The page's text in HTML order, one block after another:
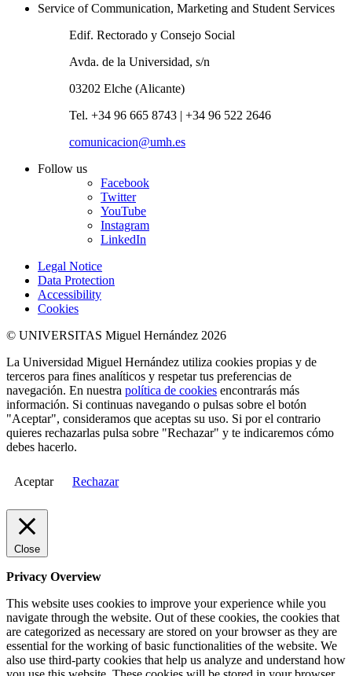
Service of Communication, Marketing and Student Services
Edif. Rectorado y Consejo Social
Avda. de la Universidad, s/n
03202 Elche (Alicante)
Tel. +34 96 665 8743 | +34 96 522 2646
comunicacion@umh.es
Follow us
Facebook
Twitter
YouTube
Instagram
LinkedIn
Legal Notice
Data Protection
Accessibility
Cookies
© UNIVERSITAS Miguel Hernández 2026
La Universidad Miguel Hernández utiliza cookies propias y de
terceros para fines analíticos y respetar tus preferencias de
navegación. En nuestra política de cookies encontrarás más
información. Si continuas navegando o pulsas sobre el botón
"Aceptar", consideramos que aceptas su uso. Si por el contrario
quieres rechazarlas pulsa sobre "Rechazar" y te indicaremos cómo
debes hacerlo.
Aceptar Rechazar
Close
Privacy Overview
This website uses cookies to improve your experience while you
navigate through the website. Out of these cookies, the cookies that
are categorized as necessary are stored on your browser as they are
essential for the working of basic functionalities of the website. We
also use third-party cookies that help us analyze and understand how